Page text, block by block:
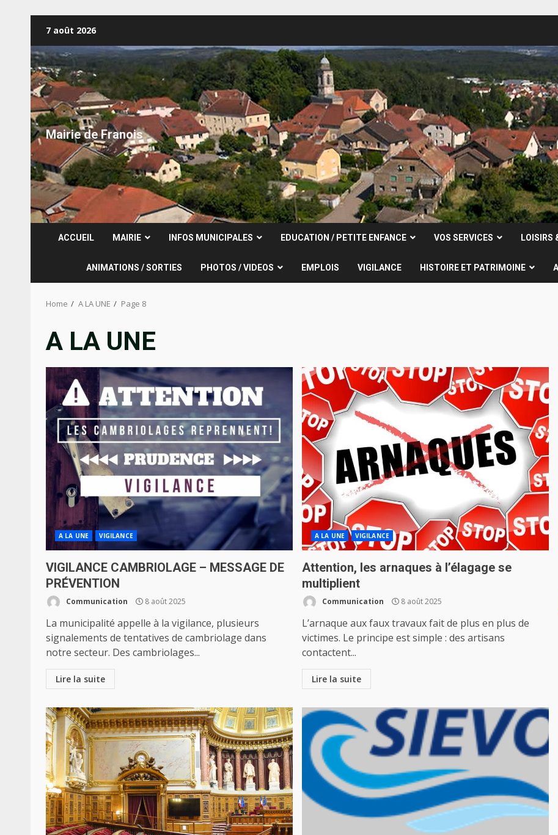
content
7 août 2026
Mairie de Franois
ACCUEIL MAIRIE INFOS MUNICIPALES EDUCATION / PETITE ENFANCE VOS SERVICES LOISIRS
ANIMATIONS / SORTIES PHOTOS / VIDEOS EMPLOIS VIGILANCE HISTOIRE ET PATRIMOINE
Home A LA UNE Page 8
A LA UNE
A LA UNE VIGILANCE
VIGILANCE CAMBRIOLAGE – MESSAGE DE
PRÉVENTION
Communication 8 août 2025
La municipalité appelle à la vigilance, plusieurs
signalements de tentatives de cambriolage dans
notre secteur. Des cambriolages...
Lire la suite
A LA UNE VIGILANCE
Attention, les arnaques à l’élagage se
multiplient
Communication 8 août 2025
L’arnaque aux faux travaux fait de plus en plus de
victimes. Le principe est simple : des artisans
contactent...
Lire la suite